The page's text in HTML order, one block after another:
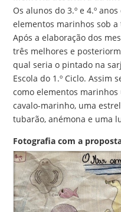
Os alunos do 3.º e 4.º
elementos marinhos sob
Após a elaboração dos
três melhores e
qual seria o pintado na
Escola do 1.º Ciclo. Assim
como elementos
cavalo-marinho, uma
tubarão, anémona e uma
Fotografia com a